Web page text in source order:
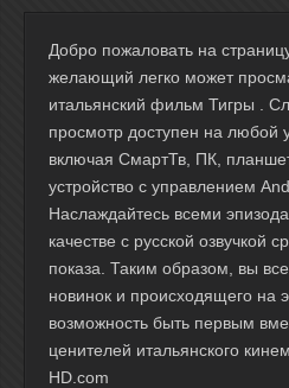
Добро пожаловать на
желающий легко может
итальянский фильм Тигры .
просмотр доступен на любой
включая СмартТв, ПК,
устройство с управлением
Наслаждайтесь всеми
качестве с русской озвучкой
показа. Таким образом, вы
новинок и происходящего на
возможность быть первым
ценителей итальянского
HD.com